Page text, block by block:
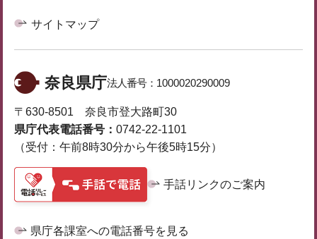
サイトマップ
奈良県庁法人番号： 1000020290009
〒630-8501 奈良市登大路町30
県庁代表電話番号： 0742-22-1101
（受付：午前8時30分から午後5時15分）
手話リンクのご案内
県庁各課室への電話番号を見る